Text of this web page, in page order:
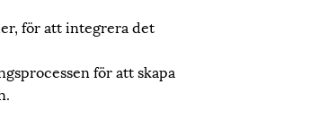
för att integrera det
för att skapa